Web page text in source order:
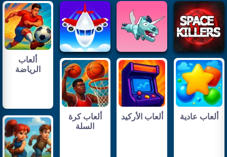
ألعاب
الرياضة
ألعاب عادية ألعاب الأركيد
ألعاب كرة
السلة